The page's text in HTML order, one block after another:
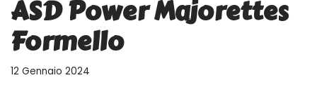
ASD Power Majorettes
Formello
12 Gennaio 2024